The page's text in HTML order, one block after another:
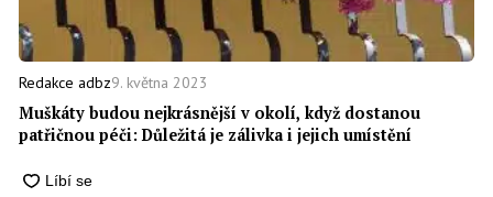
Redakce adbz9. května 2023
Muškáty budou nejkrásnější v okolí, když dostanou
patřičnou péči: Důležitá je zálivka i jejich umístění